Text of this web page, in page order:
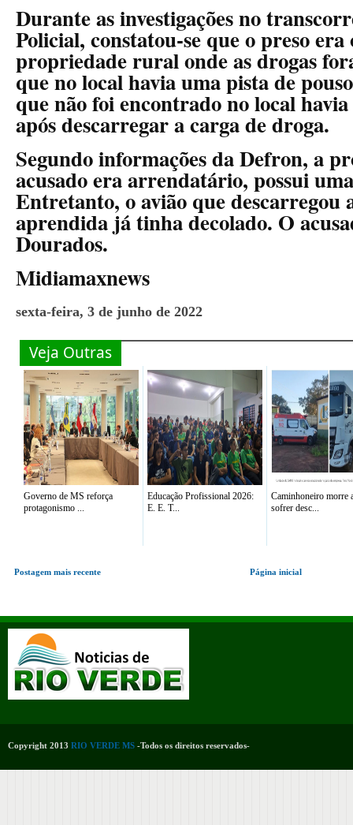
Durante as investigações no
Policial, constatou-se que o preso
propriedade rural onde as drogas
que no local havia uma pista de
que não foi encontrado no local
após descarregar a carga de droga.
Segundo informações da Defron, a
acusado era arrendatário, possui
Entretanto, o avião que descarregou
aprendida já tinha decolado. O
Dourados.
Midiamaxnews
sexta-feira, 3 de junho de 2022
Veja Outras
Governo de MS reforça
protagonismo ...
Educação Profissional 2026:
E. E. T...
Caminhoneiro morre
sofrer desc...
Postagem mais recente Página inicial
Copyright 2013 RIO VERDE MS -Todos os direitos reservados-